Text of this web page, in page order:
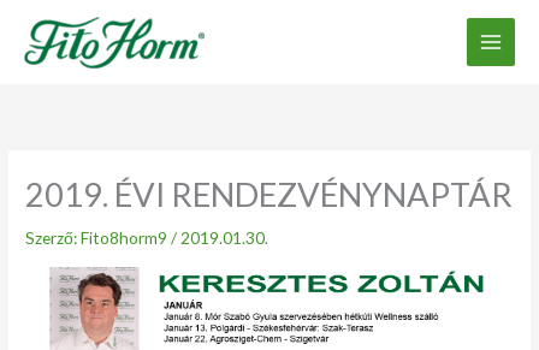
tartalomhoz
2019. ÉVI RENDEZVÉNYNAPTÁR
Szerző:Fito8horm9/ 2019.01.30.